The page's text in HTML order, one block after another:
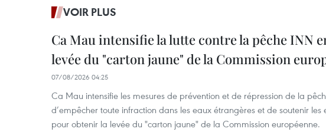
VOIR PLUS
Ca Mau intensifie la lutte contre la pêche INN
levée du "carton jaune" de la Commission
07/08/2026 04:25
Ca Mau intensifie les mesures de prévention et de répression de la
d’empêcher toute infraction dans les eaux étrangères et de soutenir les
pour obtenir la levée du "carton jaune" de la Commission européenne.